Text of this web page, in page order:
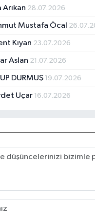
Arıkan 28.07.2026
Mustafa Öcal
Kıyan 23.07.2026
Aslan 21.07.2026
DURMUŞ 19.07.2026
Uçar 16.07.2026